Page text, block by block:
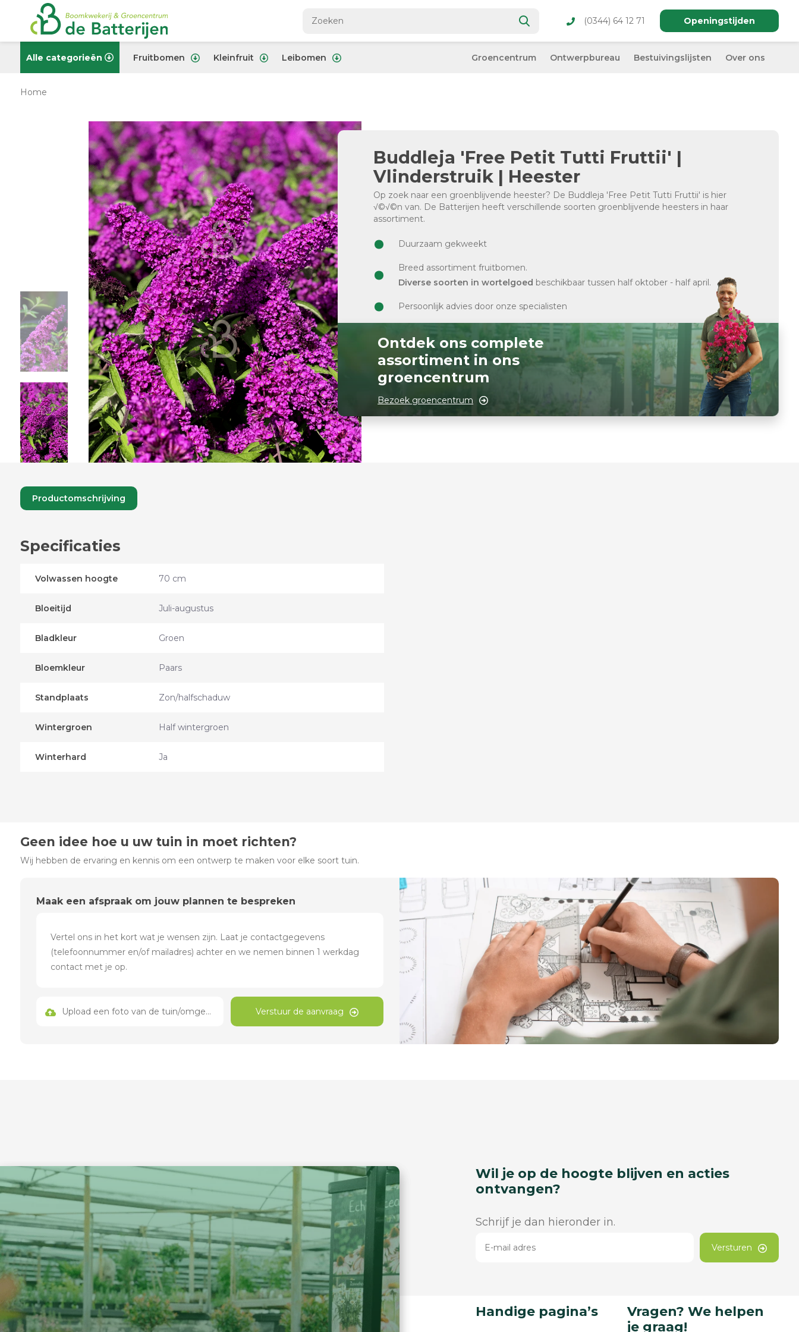
(0344) 64 12 71 Openingstijden
Alle categorieën Fruitbomen Kleinfruit Leibomen Groencentrum Ontwerpbureau Bestuivingslijsten Over ons
Home
Buddleja 'Free Petit Tutti Fruttii' |
Vlinderstruik | Heester
Op zoek naar een groenblijvende heester? De Buddleja 'Free Petit Tutti Fruttii' is hier
√©√©n van. De Batterijen heeft verschillende soorten groenblijvende heesters in haar
assortiment.
Duurzaam gekweekt
Breed assortiment fruitbomen.
Diverse soorten in wortelgoed beschikbaar tussen half oktober - half april.
Persoonlijk advies door onze specialisten
Ontdek ons complete
assortiment in ons
groencentrum
Bezoek groencentrum
Productomschrijving
Specificaties
Volwassen hoogte 70 cm
Bloeitijd Juli-augustus
Bladkleur Groen
Bloemkleur Paars
Standplaats Zon/halfschaduw
Wintergroen Half wintergroen
Winterhard Ja
Geen idee hoe u uw tuin in moet richten?
Wij hebben de ervaring en kennis om een ontwerp te maken voor elke soort tuin.
Maak een afspraak om jouw plannen te bespreken
Upload een foto van de tuin/omgeving Verstuur de aanvraag
Wil je op de hoogte blijven en acties
ontvangen?
Schrijf je dan hieronder in.
Versturen
Handige pagina’s
Vragen? We helpen
je graag!